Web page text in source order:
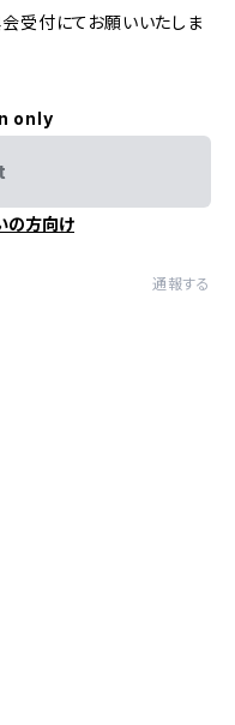
受付にてお願いいたしま
only
の方向け
通報する